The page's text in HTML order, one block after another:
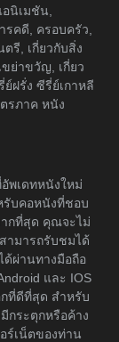
นิเมชัน,
คดี, ครอบครัว,
รี, เกี่ยวกับสิ่ง
ย่าขวัญ, เกี่ยว
ฝรั่ง ซีรี่ย์เกาหลี
รภาค หนัง
พเดทหนังใหม่
รับคอหนังที่ชอบ
กที่สุด คุณจะไม่
ามารถรับชมได้
ด้ผ่านทางมือถือ
และ IOS
กที่ดีที่สุด สำหรับ
กระตุกหรือค้าง
ร์เน็ตของท่าน